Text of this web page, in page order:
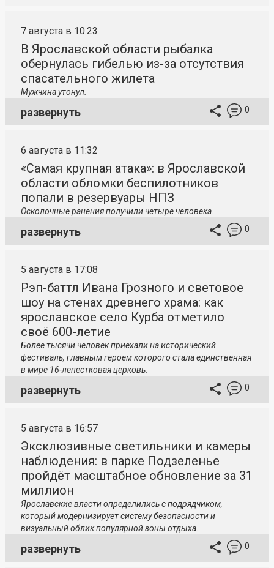
7 августа в 10:23
В Ярославской области рыбалка
обернулась гибелью из-за отсутствия
спасательного жилета
Мужчина утонул.
развернуть 0
6 августа в 11:32
«Самая крупная атака»: в Ярославской
области обломки беспилотников
попали в резервуары НПЗ
Осколочные ранения получили четыре человека.
развернуть 0
5 августа в 17:08
Рэп-баттл Ивана Грозного и световое
шоу на стенах древнего храма: как
ярославское село Курба отметило
своё 600-летие
Более тысячи человек приехали на исторический
фестиваль, главным героем которого стала единственная
в мире 16-лепестковая церковь.
развернуть 0
5 августа в 16:57
Эксклюзивные светильники и камеры
наблюдения: в парке Подзеленье
пройдёт масштабное обновление за 31
миллион
Ярославские власти определились с подрядчиком,
который модернизирует систему безопасности и
визуальный облик популярной зоны отдыха.
развернуть 0